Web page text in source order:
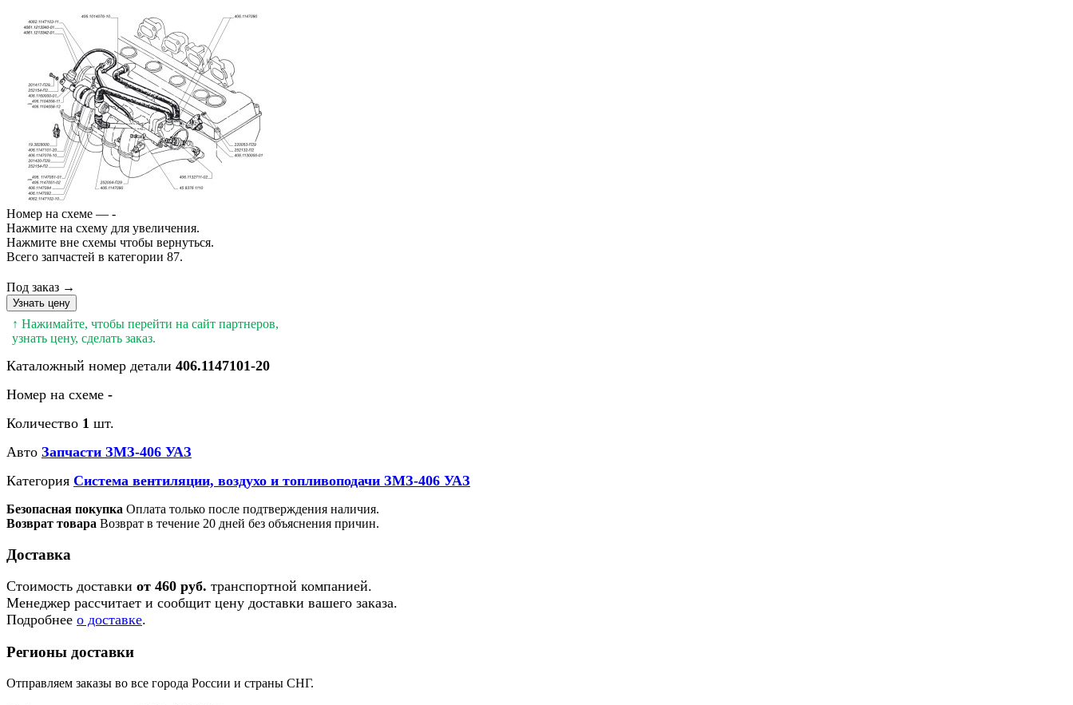
Номер на схеме — -
Нажмите на схему для увеличения.
Нажмите вне схемы чтобы вернуться.
Всего запчастей в категории 87.
Под заказ →
Узнать цену
↑ Нажимайте, чтобы перейти на сайт партнеров,
узнать цену, сделать заказ.
Каталожный номер детали 406.1147101-20
Номер на схеме -
Количество 1 шт.
Авто Запчасти ЗМЗ-406 УАЗ
Категория Система вентиляции, воздухо и топливоподачи ЗМЗ-406 УАЗ
Безопасная покупка Оплата только после подтверждения наличия.
Возврат товара Возврат в течение 20 дней без объяснения причин.
Доставка
Стоимость доставки от 460 руб. транспортной компанией.
Менеджер рассчитает и сообщит цену доставки вашего заказа.
Подробнее о доставке.
Регионы доставки
Отправляем заказы во все города России и страны СНГ.